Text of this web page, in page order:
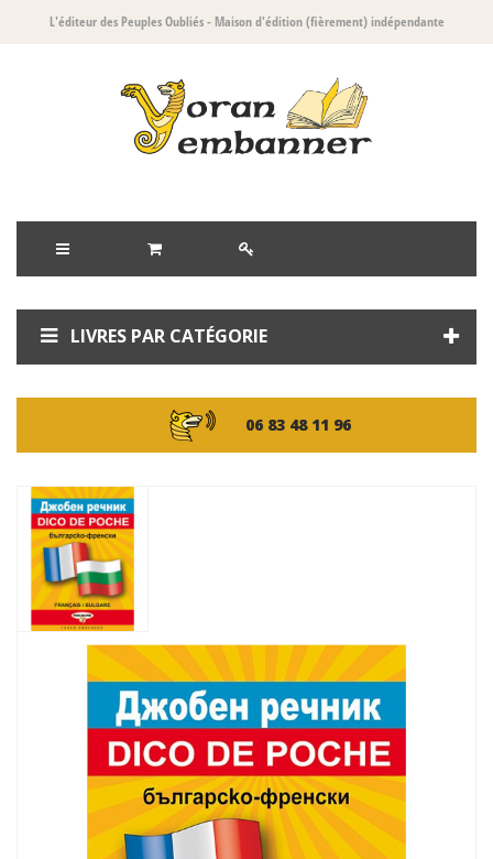
L'éditeur des Peuples Oubliés- Maison d'édition (fièrement) indépendante
LIVRES PAR CATÉGORIE
06 83 48 11 96